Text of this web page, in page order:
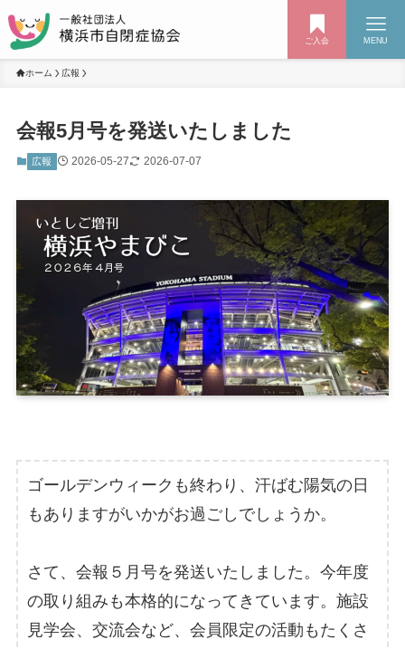
ご入会 MENU
ホーム 広報
会報5月号を発送いたしました
広報 2026-05-27 2026-07-07
ゴールデンウィークも終わり、汗ばむ陽気の日
もありますがいかがお過ごしでしょうか。
さて、会報５月号を発送いたしました。今年度
の取り組みも本格的になってきています。施設
見学会、交流会など、会員限定の活動もたくさ